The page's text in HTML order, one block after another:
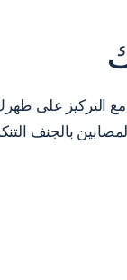
التركيز على
بالجنف